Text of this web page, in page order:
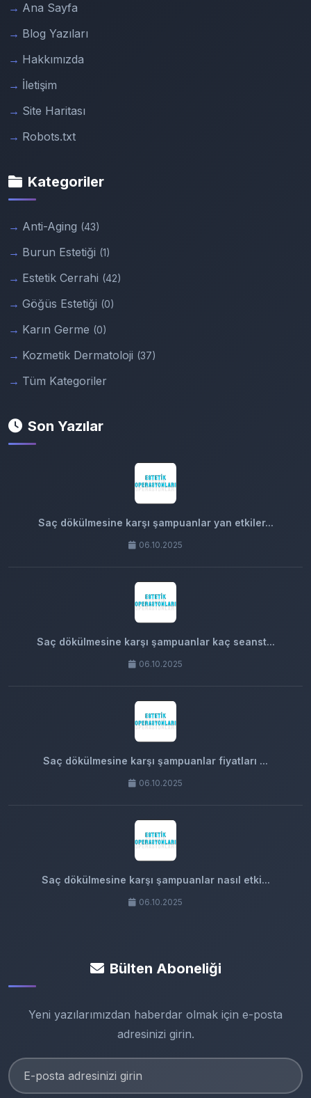
Ana Sayfa
Blog Yazıları
Hakkımızda
İletişim
Site Haritası
Robots.txt
Kategoriler
Anti-Aging (43)
Burun Estetiği (1)
Estetik Cerrahi (42)
Göğüs Estetiği (0)
Karın Germe (0)
Kozmetik Dermatoloji (37)
Tüm Kategoriler
Son Yazılar
Saç dökülmesine karşı şampuanlar yan etkiler...
06.10.2025
Saç dökülmesine karşı şampuanlar kaç seanst...
06.10.2025
Saç dökülmesine karşı şampuanlar fiyatları ...
06.10.2025
Saç dökülmesine karşı şampuanlar nasıl etki...
06.10.2025
Bülten Aboneliği
Yeni yazılarımızdan haberdar olmak için e-posta
adresinizi girin.